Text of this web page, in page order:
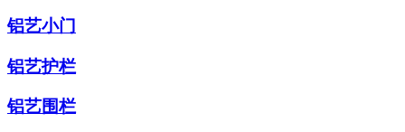
铝艺小门
铝艺护栏
铝艺围栏